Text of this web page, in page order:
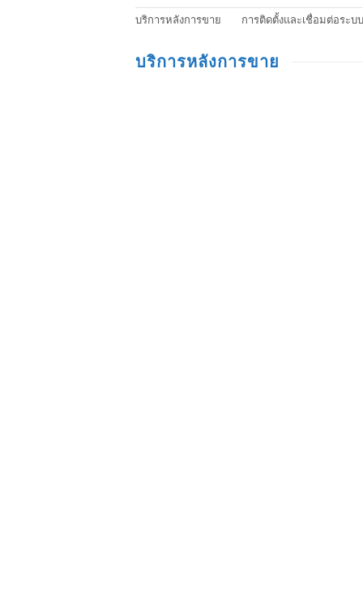
บริการหลังการขาย การติดตั้งและเชื่อมต่อระบ
บริการหลังการขาย